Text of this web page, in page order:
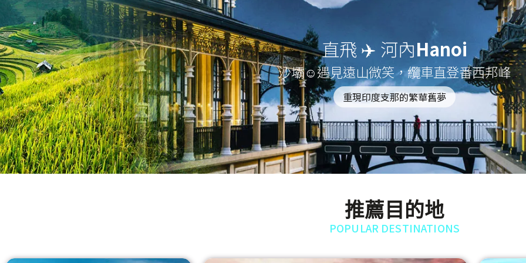
直飛 ✈️ 河內Hanoi
沙壩☺遇見遠山微笑，纜車直登番西邦峰
重現印度支那的繁華舊夢
推薦目的地
POPULAR DESTINATIONS